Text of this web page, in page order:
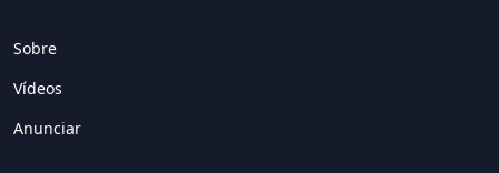
Sobre
Vídeos
Anunciar